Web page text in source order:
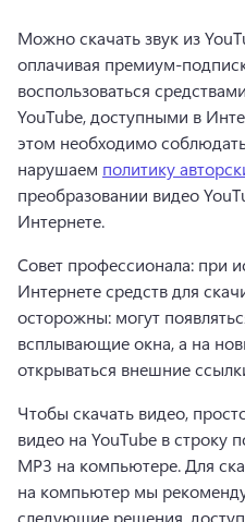
Можно скачать звук из
оплачивая премиум-
воспользоваться
YouTube, доступными в
этом необходимо
нарушаем политику
преобразовании видео
Интернете.
Совет профессионала: при
Интернете средств для
осторожны: могут
всплывающие окна, а на
открываться внешние
Чтобы скачать видео,
видео на YouTube в строку
MP3 на компьютере. Для
на компьютер мы
следующие решения,